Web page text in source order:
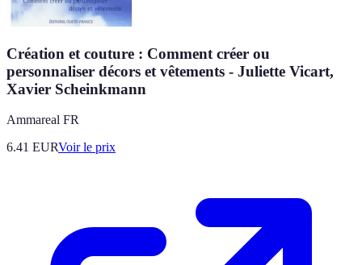
Création et couture : Comment créer ou
personnaliser décors et vêtements - Juliette Vicart,
Xavier Scheinkmann
Ammareal FR
6.41 EURVoir le prix